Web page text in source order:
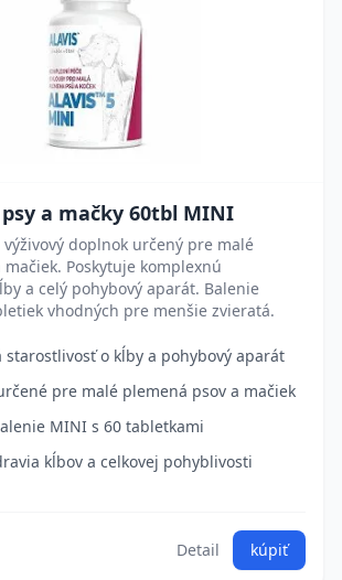
a mačky 60tbl MINI
doplnok určený pre malé
Poskytuje komplexnú
a celý pohybový aparát. Balenie
vhodných pre menšie zvieratá.
starostlivosť o kĺby a pohybový aparát
pre malé plemená psov a mačiek
MINI s 60 tabletkami
kĺbov a celkovej pohyblivosti
Detail kúpiť